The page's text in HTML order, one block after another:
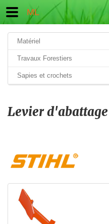
ML
Matériel
Travaux Forestiers
Sapies et crochets
Levier